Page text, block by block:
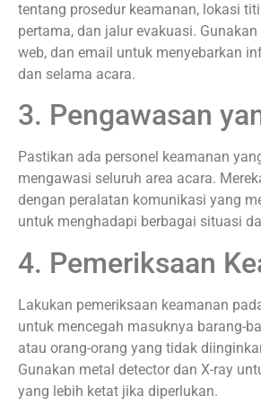
tentang prosedur keamanan, lokasi
pertama, dan jalur evakuasi.
web, dan email untuk menyebarkan
dan selama acara.
3. Pengawasan
Pastikan ada personel keamanan
mengawasi seluruh area acara.
dengan peralatan komunikasi yang
untuk menghadapi berbagai situasi
4. Pemeriksaan
Lakukan pemeriksaan keamanan
untuk mencegah masuknya barang-
atau orang-orang yang tidak
Gunakan metal detector dan X-ray
yang lebih ketat jika diperlukan.